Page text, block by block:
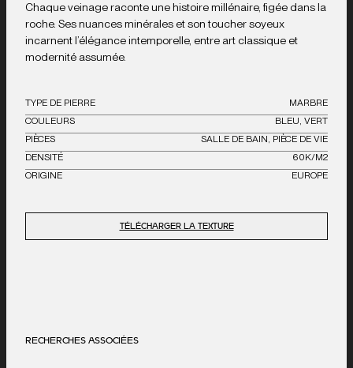
Chaque veinage raconte une histoire millénaire, figée dans la
roche. Ses nuances minérales et son toucher soyeux
incarnent l’élégance intemporelle, entre art classique et
modernité assumée.
TYPE DE PIERRE
MARBRE
COULEURS
BLEU, VERT
PIÈCES
SALLE DE BAIN, PIÈCE DE VIE
DENSITÉ
60K/M2
ORIGINE
EUROPE
TÉLÉCHARGER LA TEXTURE
RECHERCHES ASSOCIÉES